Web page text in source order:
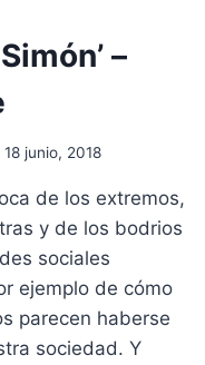
–
18 junio, 2018
de los extremos,
y de los bodrios
sociales
ejemplo de cómo
parecen haberse
sociedad. Y